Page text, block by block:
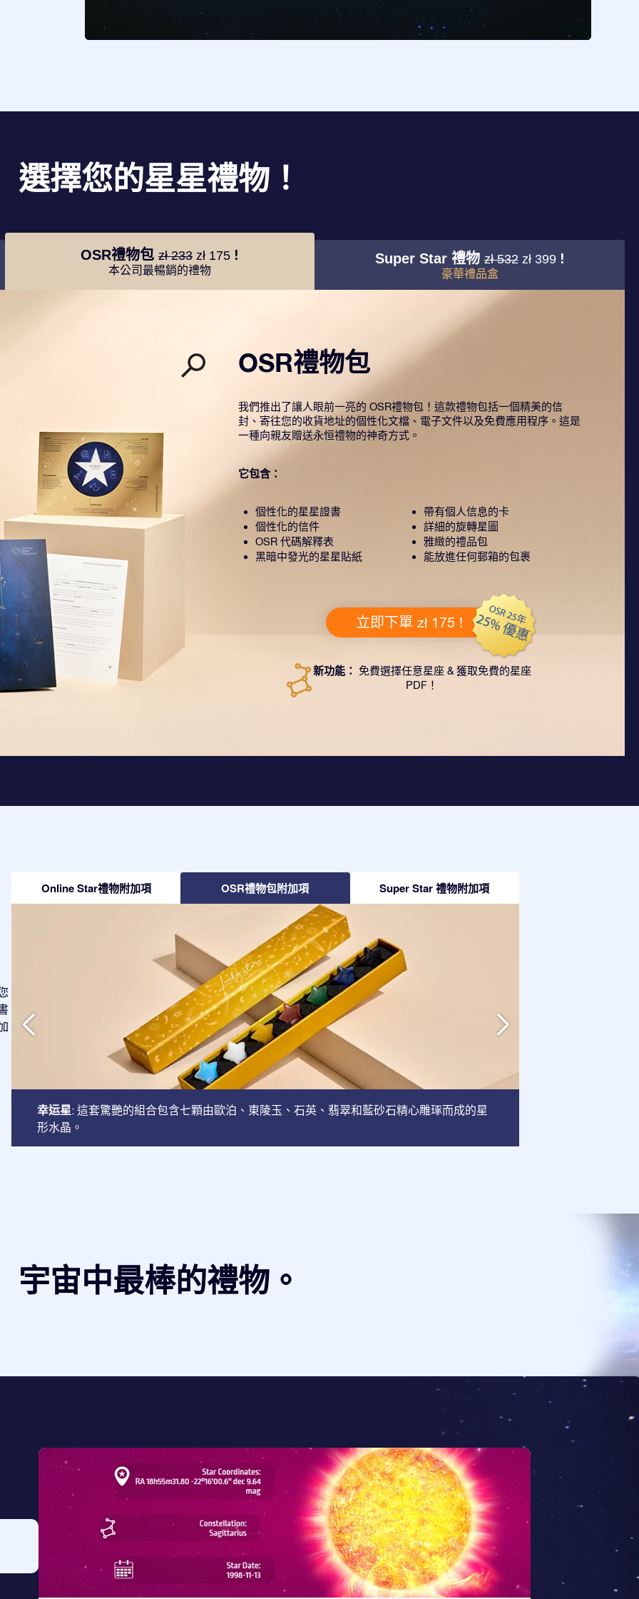
選擇您的星星禮物！
OSR禮物包 zł 233 zł 175 !
本公司最暢銷的禮物
Super Star 禮物zł 532 zł 399 !
豪華禮品盒
OSR禮物包
我們推出了讓人眼前一亮的 OSR禮物包！這款禮物包括一個精美的信
封、寄往您的收貨地址的個性化文檔、電子文件以及免費應用程序。這是
一種向親友贈送永恒禮物的神奇方式。
它包含：
個性化的星星證書
個性化的信件
OSR 代碼解釋表
黑暗中發光的星星貼紙
帶有個人信息的卡
詳細的旋轉星圖
雅緻的禮品包
能放進任何郵箱的包裹
立即下單 zł 175 !
新功能： 免費選擇任意星座 & 獲取免費的星座
PDF！
Online Star禮物附加項 OSR禮物包附加項 Super Star 禮物附加項
幸运星: 這套驚艷的組合包含七顆由歐泊、東陵玉、石英、翡翠和藍砂石精心雕琢而成的星
形水晶。
宇宙中最棒的禮物。